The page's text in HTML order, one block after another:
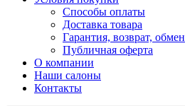
Способы оплаты
Доставка товара
Гарантия, возврат, обмен
Публичная оферта
О компании
Наши салоны
Контакты